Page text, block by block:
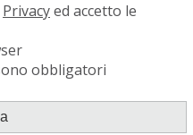
Privacyed accetto le
obbligatori